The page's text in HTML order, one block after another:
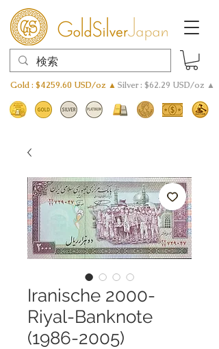
Gold : $4259.60 USD/oz ▲ Silver : $62.29 USD/oz ▲
Iranische 2000-
Riyal-Banknote
(1986-2005)